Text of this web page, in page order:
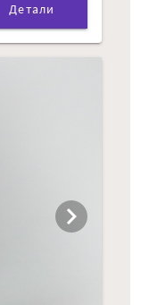
Детали
chevron_right